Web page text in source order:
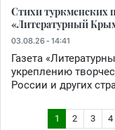
Стихи туркменских
«Литературный
03.08.26 - 14:41
Газета
укреплению
России и других
1 2 3 4